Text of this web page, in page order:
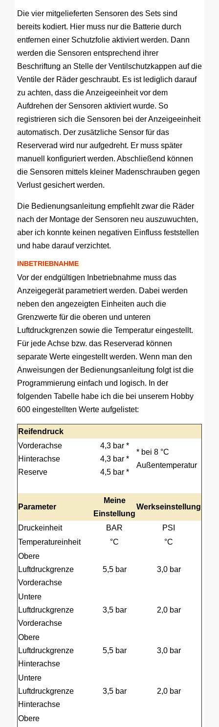
Die vier mitgelieferten Sensoren des Sets sind
bereits kodiert. Hier muss nur die Batterie durch
entfernen einer Schutzfolie aktiviert werden. Dann
werden die Sensoren entsprechend ihrer
Beschriftung an Stelle der Ventilschutzkappen auf die
Ventile der Räder geschraubt. Es ist lediglich darauf
zu achten, dass die Anzeigeeinheit vor dem
Aufdrehen der Sensoren aktiviert wurde. So
registrieren sich die Sensoren bei der Anzeigeeinheit
automatisch. Der zusätzliche Sensor für das
Reserverad wird nur aufgedreht. Er muss später
manuell konfiguriert werden. Abschließend können
die Sensoren mittels kleiner Madenschrauben gegen
Verlust gesichert werden.
Die Bedienungsanleitung empfiehlt zwar die Räder
nach der Montage der Sensoren neu auszuwuchten,
aber ich konnte keinen negativen Einfluss feststellen
und habe darauf verzichtet.
INBETRIEBNAHME
Vor der endgültigen Inbetriebnahme muss das
Anzeigegerät parametriert werden. Dabei werden
neben den angezeigten Einheiten auch die
Grenzwerte für die oberen und unteren
Luftdruckgrenzen sowie die Temperatur eingestellt.
Für jede Achse bzw. das Reserverad können
separate Werte eingestellt werden. Wenn man den
Anweisungen der Bedienungsanleitung folgt ist die
Programmierung einfach und logisch. In der
folgenden Tabelle habe ich die bei unserem Hobby
600 eingestellten Werte aufgelistet:
Reifendruck
Vorderachse
Hinterachse
Reserve
4,3 bar *
4,3 bar *
4,5 bar *
* bei 8 °C
Außentemperatur
Parameter
Meine
Einstellung
Werkseinstellung
Druckeinheit BAR
PSI
Temperatureinheit
°C
°C
Obere
Luftdruckgrenze
Vorderachse
5,5 bar 3,0 bar
Untere
Luftdruckgrenze
Vorderachse
3,5 bar 2,0 bar
Obere
Luftdruckgrenze
Hinterachse
5,5 bar 3,0 bar
Untere
Luftdruckgrenze
Hinterachse
3,5 bar 2,0 bar
Obere